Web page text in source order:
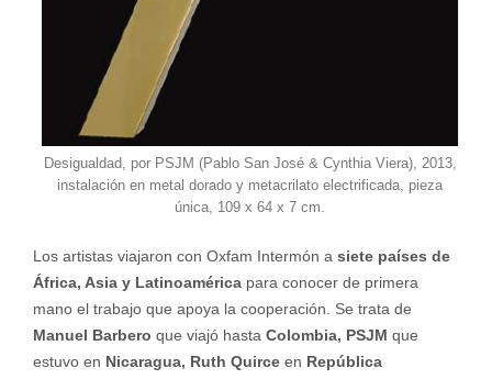
Desigualdad, por PSJM (Pablo San José & Cynthia Viera), 2013,
instalación en metal dorado y metacrilato electrificada, pieza
única, 109 x 64 x 7 cm.
Los artistas viajaron con Oxfam Intermón a siete países de
África, Asia y Latinoamérica para conocer de primera
mano el trabajo que apoya la cooperación. Se trata de
Manuel Barbero que viajó hasta Colombia, PSJM que
estuvo en Nicaragua, Ruth Quirceen República